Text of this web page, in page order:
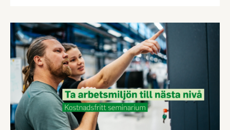
prestationer. Därför bjuder Livsmedelsföretagen,
Unionen, Sveriges Ingenjörer och Ledarna
tillsammans in till ett seminarium med
diskussioner om lönebildning.